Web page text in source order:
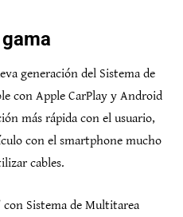
generación del Sistema de
con Apple CarPlay y Android
más rápida con el usuario,
con el smartphone mucho
cables.
con Sistema de Multitarea